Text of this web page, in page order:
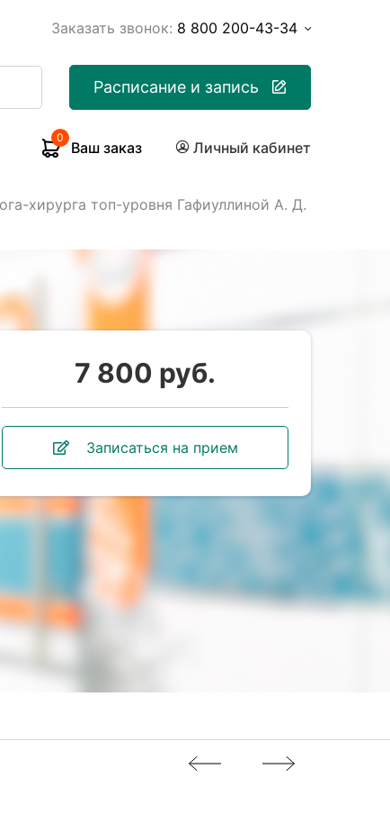
Заказать звонок: 8 800 200-43-34
Расписание и запись
0
Ваш заказ Личный кабинет
хирурга топ-уровня Гафиуллиной А. Д.
7 800 руб.
Записаться на прием